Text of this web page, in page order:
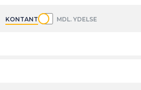
KONTANT MDL. YDELSE